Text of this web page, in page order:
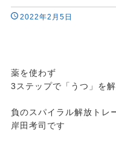
2022年2月5日
薬を使わず
3ステップで「うつ」を
負のスパイラル解放トレ
岸田考司です